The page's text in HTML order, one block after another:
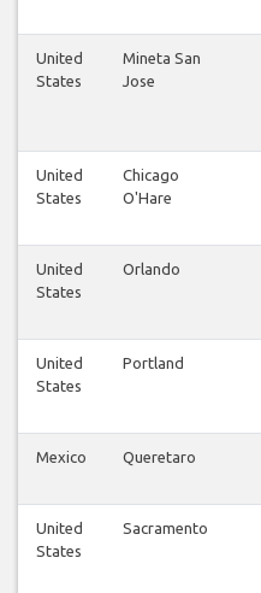
United
States
Mineta San
Jose
United
States
Chicago
O'Hare
United
States
Orlando
United
States
Portland
Mexico Queretaro
United
States
Sacramento